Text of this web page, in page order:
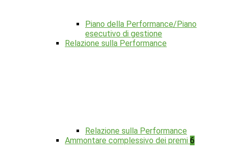
Piano della Performance/Piano
esecutivo di gestione
Relazione sulla Performance
Relazione sulla Performance
Ammontare complessivo dei premi 6